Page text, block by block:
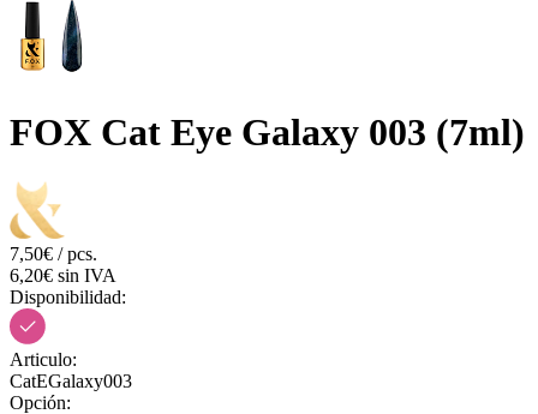
FOX Cat Eye Galaxy 003 (7ml)
7,50€ / pcs.
6,20€ sin IVA
Disponibilidad:
Articulo:
CatEGalaxy003
Opción: